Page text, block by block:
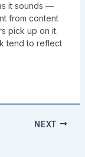
it sounds —
from content
pick up on it.
tend to reflect
NEXT